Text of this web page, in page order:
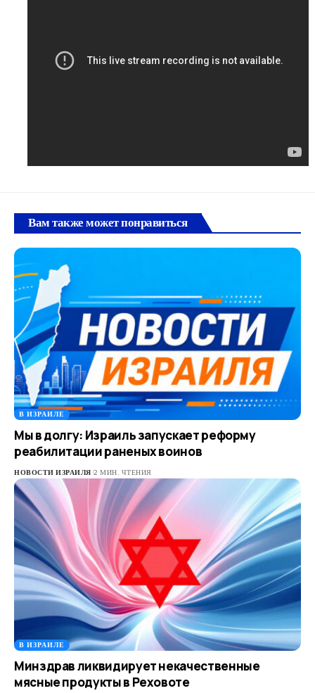
Вам также может понравиться
В ИЗРАИЛЕ
Мы в долгу: Израиль запускает реформу
реабилитации раненых воинов
НОВОСТИ ИЗРАИЛЯ 2 МИН. ЧТЕНИЯ
В ИЗРАИЛЕ
Минздрав ликвидирует некачественные
мясные продукты в Реховоте